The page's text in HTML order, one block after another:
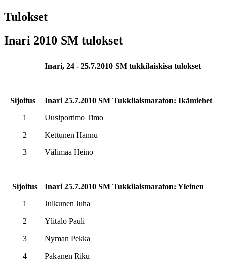
Tulokset
Inari 2010 SM tulokset
Inari, 24 - 25.7.2010 SM tukkilaiskisa tulokset
Sijoitus
Inari 25.7.2010 SM Tukkilaismaraton: Ikämiehet
1
Uusiportimo Timo
2
Kettunen Hannu
3
Välimaa Heino
Sijoitus
Inari 25.7.2010 SM Tukkilaismaraton: Yleinen
1
Julkunen Juha
2
Ylitalo Pauli
3 Nyman Pekka
4 Pakanen Riku